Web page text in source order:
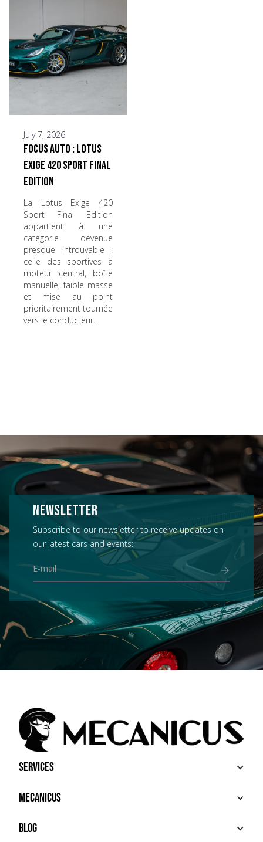
July 7, 2026
Focus Auto : Lotus
Exige 420 Sport Final
Edition
La Lotus Exige 420
Sport Final Edition
appartient à une
catégorie devenue
presque introuvable :
celle des sportives à
moteur central, boîte
manuelle, faible masse
et mise au point
prioritairement tournée
vers le conducteur.
NEWSLETTER
Subscribe to our newsletter to receive updates on
our latest cars and events:
Services
BUY
SELL
ADDITIONAL SERVICES
Mecanicus
ABOUT
HOUSE MECANICUS
Blog